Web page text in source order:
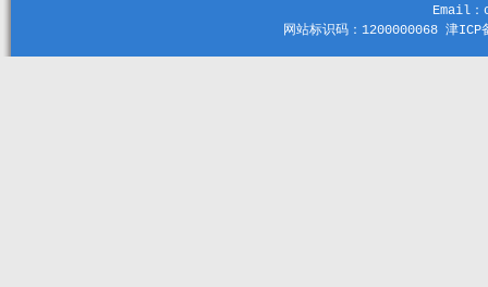
Email
网站标识码：1200000068 津